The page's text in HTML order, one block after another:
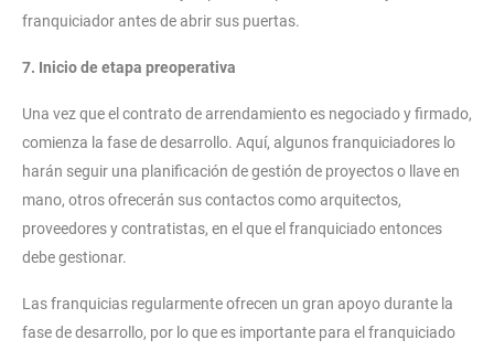
franquiciador antes de abrir sus puertas.
7. Inicio de etapa preoperativa
Una vez que el contrato de arrendamiento es negociado y firmado,
comienza la fase de desarrollo. Aquí, algunos franquiciadores lo
harán seguir una planificación de gestión de proyectos o llave en
mano, otros ofrecerán sus contactos como arquitectos,
proveedores y contratistas, en el que el franquiciado entonces
debe gestionar.
Las franquicias regularmente ofrecen un gran apoyo durante la
fase de desarrollo, por lo que es importante para el franquiciado